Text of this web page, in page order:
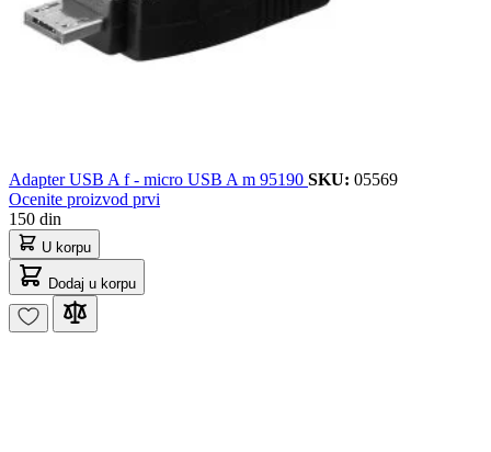
Adapter USB A f - micro USB A m 95190 SKU: 05569
Ocenite proizvod prvi
150 din
U korpu
Dodaj u korpu